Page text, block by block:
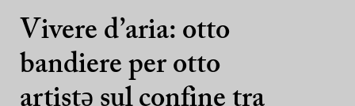
Vivere d’aria: otto
bandiere per otto
artistə sul confine tra